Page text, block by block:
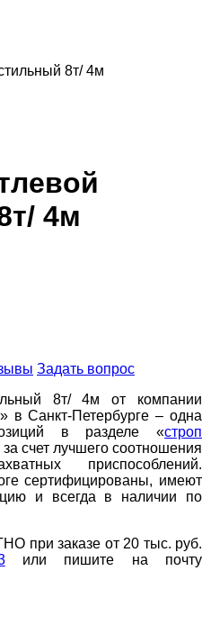
8т/ 4м
4м
Задать вопрос
8т/ 4м от компании
в Санкт-Петербурге – одна
в разделе «строп
за счет лучшего соотношения
приспособлений.
сертифицированы, имеют
и всегда в наличии по
при заказе от 20 тыс. руб.
или пишите на почту